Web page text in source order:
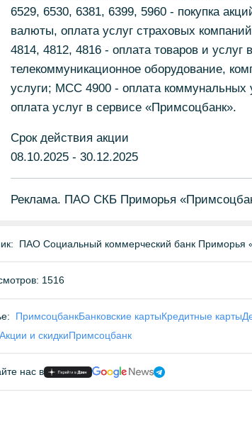
6529, 6530, 6381, 6399, 5960 - покупка
валюты, оплата услуг страховых
4814, 4812, 4816 - оплата товаров и услуг
телекоммуникационное оборудование,
услуги; МСС 4900 - оплата коммунальных
оплата услуг в сервисе «Примсоцбанк».
Срок действия акции
08.10.2025 - 30.12.2025
Реклама. ПАО СКБ Приморья
ПАО Социальный коммерческий банк
1516
ПримсоцбанкБанковские картыКредитные карты
Акции и скидкиПримсоцбанк
нас в